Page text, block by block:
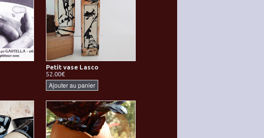
Petit vase Lasco
52.00€
Ajouter au panier